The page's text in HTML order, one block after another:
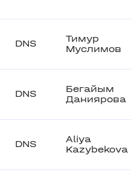
DNS
Тимур
Муслимов
DNS
Бегайым
Даниярова
DNS
Aliya
Kazybekova